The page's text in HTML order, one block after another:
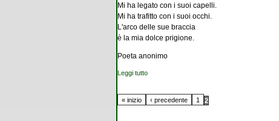
Mi ha legato con i suoi capelli.
Mi ha trafitto con i suoi occhi.
L'arco delle sue braccia
è la mia dolce prigione.
Poeta anonimo
Leggi tutto
Pagine
« inizio ‹ precedente 1 2